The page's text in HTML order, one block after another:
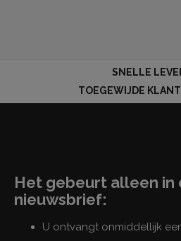
SNELLE
TOEGEWIJDE
Het gebeurt alleen in
nieuwsbrief:
U ontvangt onmiddellijk